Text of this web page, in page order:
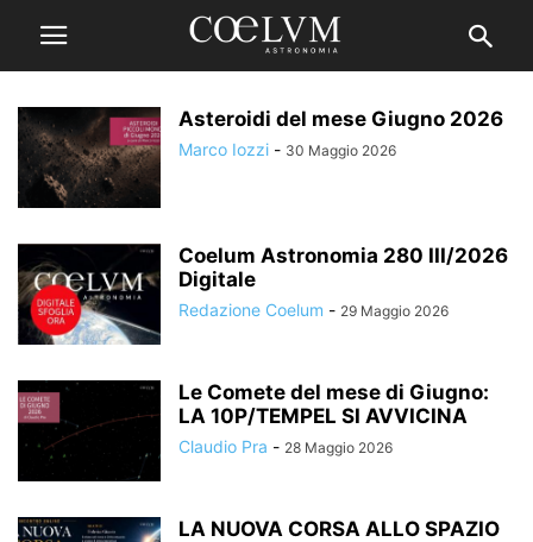
Asteroidi del mese Giugno 2026
Marco Iozzi - 30 Maggio 2026
Coelum Astronomia 280 III/2026
Digitale
Redazione Coelum - 29 Maggio 2026
Le Comete del mese di Giugno:
LA 10P/TEMPEL SI AVVICINA
Claudio Pra - 28 Maggio 2026
LA NUOVA CORSA ALLO SPAZIO